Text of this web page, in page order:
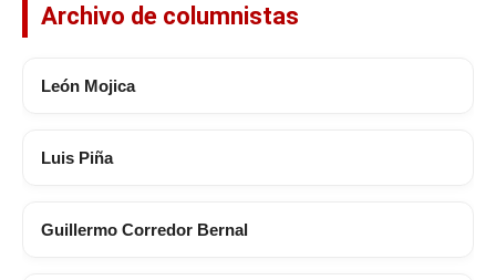
Archivo de columnistas
León Mojica
Luis Piña
Guillermo Corredor Bernal